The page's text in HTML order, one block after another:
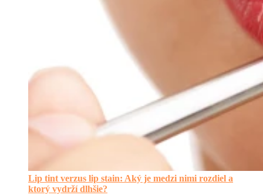
Lip tint verzus lip stain: Aký je medzi nimi rozdiel a
ktorý vydrží dlhšie?